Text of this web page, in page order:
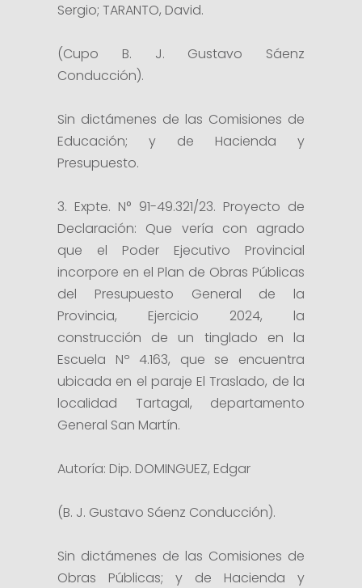
Sergio; TARANTO, David.
(Cupo B. J. Gustavo Sáenz
Conducción).
Sin dictámenes de las Comisiones de
Educación; y de Hacienda y
Presupuesto.
3. Expte. N° 91-49.321/23. Proyecto de
Declaración: Que vería con agrado
que el Poder Ejecutivo Provincial
incorpore en el Plan de Obras Públicas
del Presupuesto General de la
Provincia, Ejercicio 2024, la
construcción de un tinglado en la
Escuela Nº 4.163, que se encuentra
ubicada en el paraje El Traslado, de la
localidad Tartagal, departamento
General San Martín.
Autoría: Dip. DOMINGUEZ, Edgar
(B. J. Gustavo Sáenz Conducción).
Sin dictámenes de las Comisiones de
Obras Públicas; y de Hacienda y